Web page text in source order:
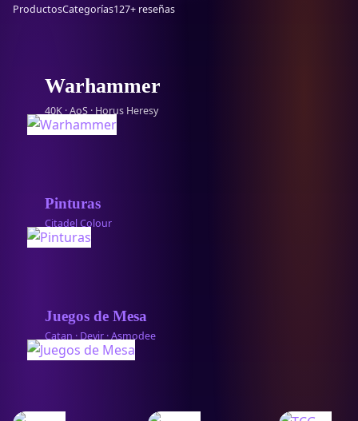
ProductosCategorías127+ reseñas
Warhammer
40K · AoS · Horus Heresy
Pinturas
Citadel Colour
Juegos de Mesa
Catan · Devir · Asmodee